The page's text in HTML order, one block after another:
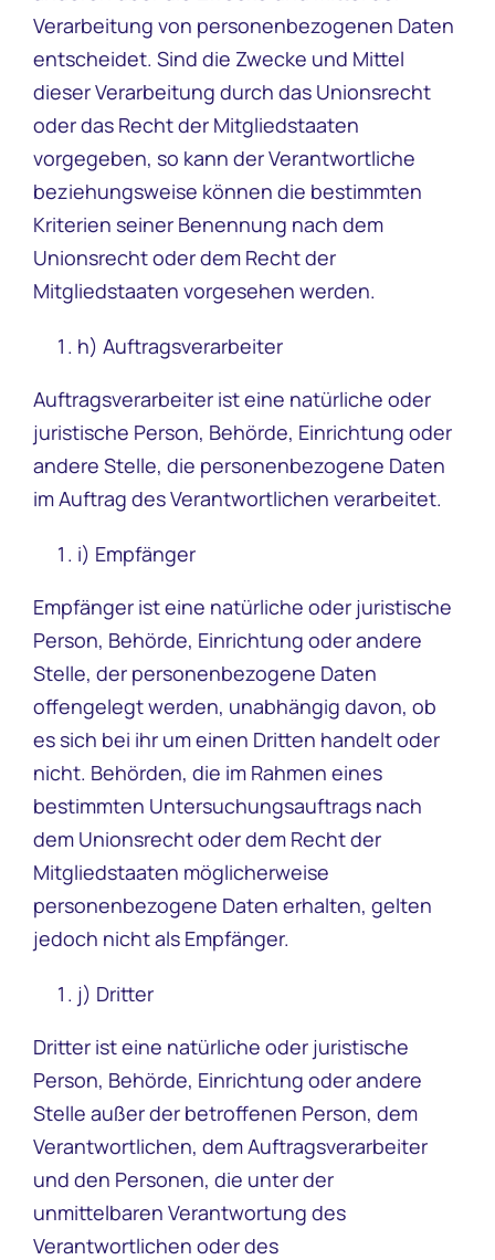
Verarbeitung von personenbezogenen Daten
entscheidet. Sind die Zwecke und Mittel
dieser Verarbeitung durch das Unionsrecht
oder das Recht der Mitgliedstaaten
vorgegeben, so kann der Verantwortliche
beziehungsweise können die bestimmten
Kriterien seiner Benennung nach dem
Unionsrecht oder dem Recht der
Mitgliedstaaten vorgesehen werden.
h) Auftragsverarbeiter
Auftragsverarbeiter ist eine natürliche oder
juristische Person, Behörde, Einrichtung oder
andere Stelle, die personenbezogene Daten
im Auftrag des Verantwortlichen verarbeitet.
i) Empfänger
Empfänger ist eine natürliche oder juristische
Person, Behörde, Einrichtung oder andere
Stelle, der personenbezogene Daten
offengelegt werden, unabhängig davon, ob
es sich bei ihr um einen Dritten handelt oder
nicht. Behörden, die im Rahmen eines
bestimmten Untersuchungsauftrags nach
dem Unionsrecht oder dem Recht der
Mitgliedstaaten möglicherweise
personenbezogene Daten erhalten, gelten
jedoch nicht als Empfänger.
j) Dritter
Dritter ist eine natürliche oder juristische
Person, Behörde, Einrichtung oder andere
Stelle außer der betroffenen Person, dem
Verantwortlichen, dem Auftragsverarbeiter
und den Personen, die unter der
unmittelbaren Verantwortung des
Verantwortlichen oder des